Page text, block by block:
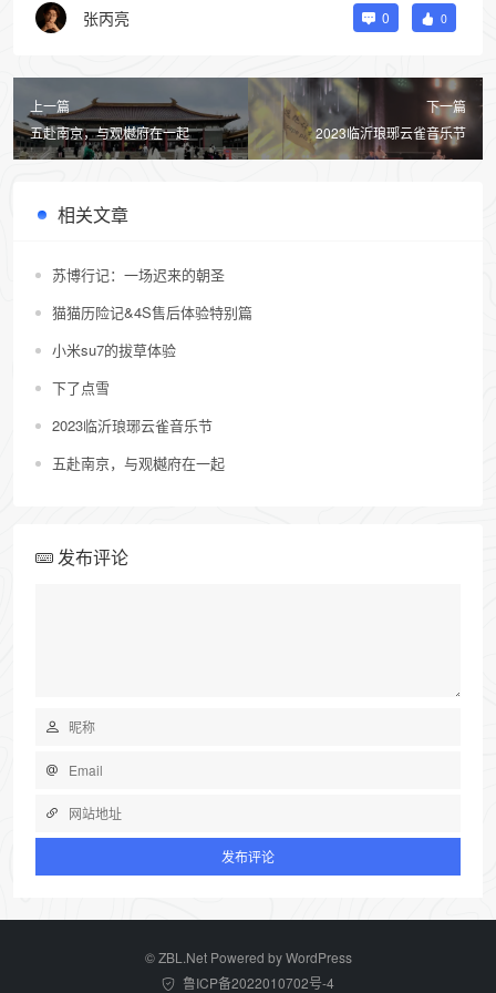
张丙亮 0 0
上一篇
五赴南京，与观樾府在一起
下一篇
2023临沂琅琊云雀音乐节
相关文章
苏博行记：一场迟来的朝圣
猫猫历险记&4S售后体验特别篇
小米su7的拔草体验
下了点雪
2023临沂琅琊云雀音乐节
五赴南京，与观樾府在一起
发布评论
©ZBL.NetPowered byWordPress
鲁ICP备2022010702号-4